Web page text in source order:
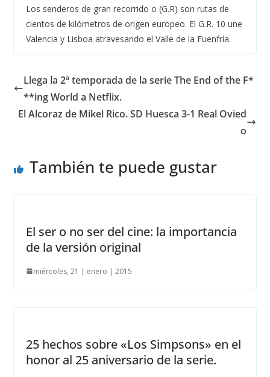
Los senderos de gran recorrido o (G.R) son rutas de
cientos de kilómetros de origen europeo. El G.R. 10 une
Valencia y Lisboa atravesando el Valle de la Fuenfría.
Llega la 2ª temporada de la serie The End of the F*
**ing World a Netflix.
El Alcoraz de Mikel Rico. SD Huesca 3-1 Real Ovied
o
También te puede gustar
El ser o no ser del cine: la importancia
de la versión original
miércoles, 21 | enero | 2015
25 hechos sobre «Los Simpsons» en el
honor al 25 aniversario de la serie.